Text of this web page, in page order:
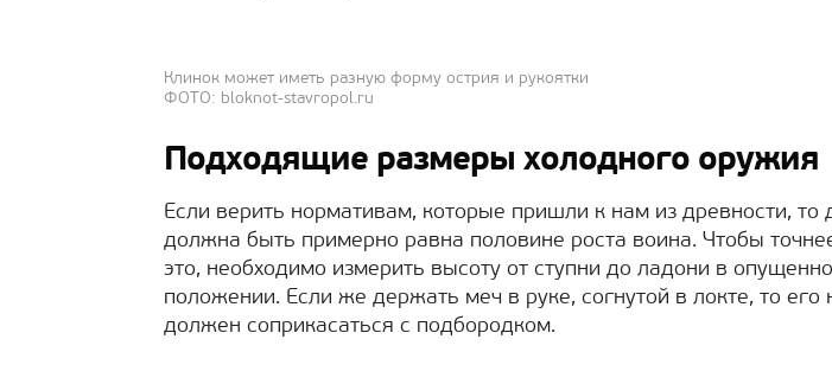
Клинок может иметь разную форму острия и рукоятки
ФОТО: bloknot-stavropol.ru
Подходящие размеры холодного оружия
Если верить нормативам, которые пришли к нам из древности, то
должна быть примерно равна половине роста воина. Чтобы
это, необходимо измерить высоту от ступни до ладони в
положении. Если же держать меч в руке, согнутой в локте, то его
должен соприкасаться с подбородком.